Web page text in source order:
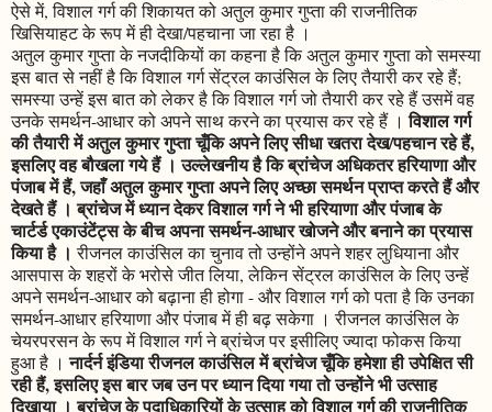
ऐसे में, विशाल गर्ग की शिकायत को अतुल कुमार गुप्ता की राजनीतिक
खिसियाहट के रूप में ही देखा/पहचाना जा रहा है ।
अतुल कुमार गुप्ता के नजदीकियों का कहना है कि अतुल कुमार गुप्ता को समस्या
इस बात से नहीं है कि विशाल गर्ग सेंट्रल काउंसिल के लिए तैयारी कर रहे हैं;
समस्या उन्हें इस बात को लेकर है कि विशाल गर्ग जो तैयारी कर रहे हैं उसमें वह
उनके समर्थन-आधार को अपने साथ करने का प्रयास कर रहे हैं ।विशाल गर्ग
की तैयारी में अतुल कुमार गुप्ता चूँकि अपने लिए सीधा खतरा देख/पहचान रहे हैं,
इसलिए वह बौखला गये हैं । उल्लेखनीय है कि ब्रांचेज अधिकतर हरियाणा और
पंजाब में हैं, जहाँ अतुल कुमार गुप्ता अपने लिए अच्छा समर्थन प्राप्त करते हैं और
देखते हैं । ब्रांचेज में ध्यान देकर विशाल गर्ग ने भी हरियाणा और पंजाब के
चार्टर्ड एकाउंटेंट्स के बीच अपना समर्थन-आधार खोजने और बनाने का प्रयास
किया है । रीजनल काउंसिल का चुनाव तो उन्होंने अपने शहर लुधियाना और
आसपास के शहरों के भरोसे जीत लिया, लेकिन सेंट्रल काउंसिल के लिए उन्हें
अपने समर्थन-आधार को बढ़ाना ही होगा - और विशाल गर्ग को पता है कि उनका
समर्थन-आधार हरियाणा और पंजाब में ही बढ़ सकेगा । रीजनल काउंसिल के
चेयरपरसन के रूप में विशाल गर्ग ने ब्रांचेज पर इसीलिए ज्यादा फोकस किया
हुआ है ।नार्दर्न इंडिया रीजनल काउंसिल में ब्रांचेज चूँकि हमेशा ही उपेक्षित सी
रही हैं, इसलिए इस बार जब उन पर ध्यान दिया गया तो उन्होंने भी उत्साह
दिखाया । ब्रांचेज के पदाधिकारियों के उत्साह को विशाल गर्ग की राजनीतिक